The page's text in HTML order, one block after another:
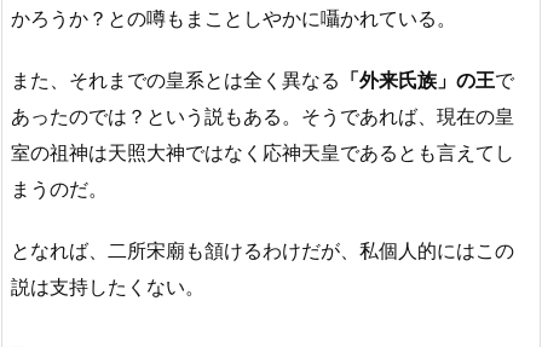
かろうか？との噂もまことしやかに囁かれている。
また、それまでの皇系とは全く異なる 「外来氏族」の王で
あったのでは？という説もある。そうであれば、現在の皇
室の祖神は天照大神ではなく応神天皇であるとも言えてし
まうのだ。
となれば、二所宋廟も頷けるわけだが、私個人的にはこの
説は支持したくない。